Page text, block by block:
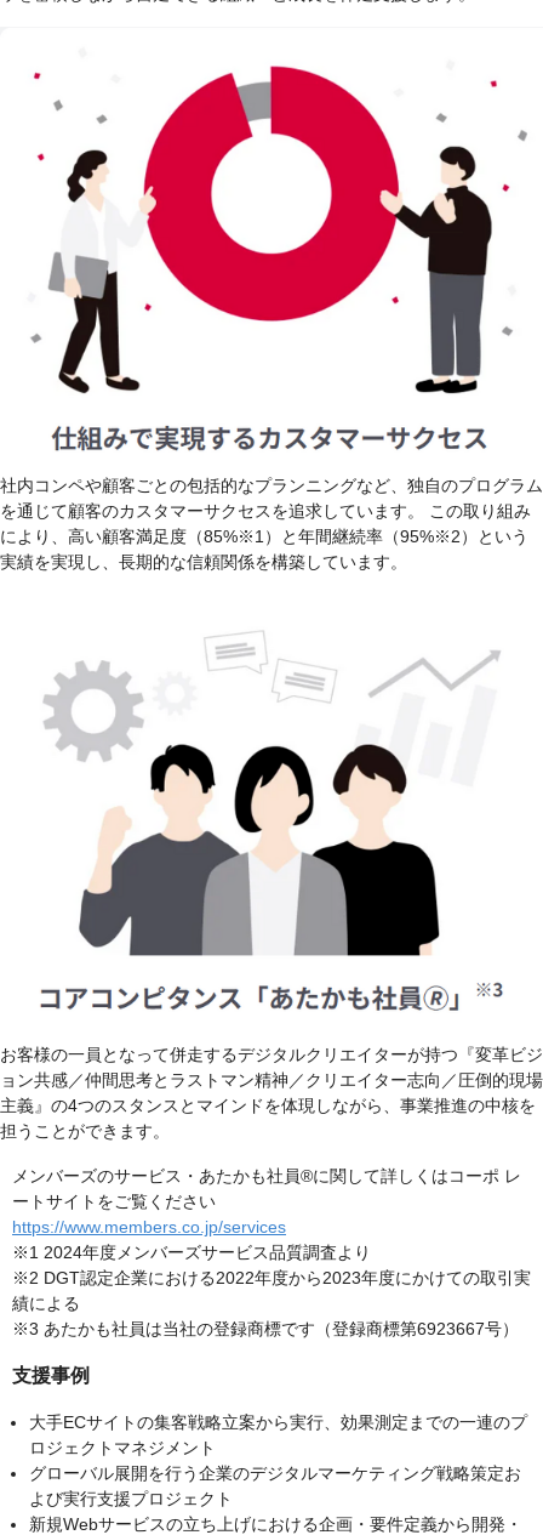
社内コンペや顧客ごとの包括的なプランニングなど、独自のプログラム
を通じて顧客のカスタマーサクセスを追求しています。 この取り組み
により、高い顧客満足度（85%※1）と年間継続率（95%※2）という
実績を実現し、長期的な信頼関係を構築しています。
お客様の一員となって併走するデジタルクリエイターが持つ『変革ビジ
ョン共感／仲間思考とラストマン精神／クリエイター志向／圧倒的現場
主義』の4つのスタンスとマインドを体現しながら、事業推進の中核を
担うことができます。
メンバーズのサービス・あたかも社員®に関して詳しくはコーポ レ
ートサイトをご覧ください
https://www.members.co.jp/services
※1 2024年度メンバーズサービス品質調査より
※2 DGT認定企業における2022年度から2023年度にかけての取引実
績による
※3 あたかも社員は当社の登録商標です（登録商標第6923667号）
支援事例
大手ECサイトの集客戦略立案から実行、効果測定までの一連のプ
ロジェクトマネジメント
グローバル展開を行う企業のデジタルマーケティング戦略策定お
よび実行支援プロジェクト
新規Webサービスの立ち上げにおける企画・要件定義から開発・